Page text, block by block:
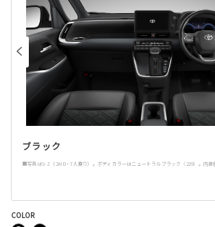
ブラック
■写真はS-Z（2WD・7人乗り）。ボディカラーはニュートラルブラック〈229〉。内装
COLOR